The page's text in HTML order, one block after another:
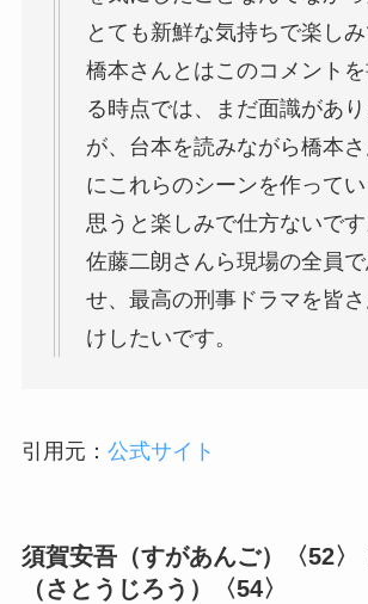
とても新鮮な気持ちで楽しみ
橋本さんとはこのコメント
る時点では、まだ面識があ
が、台本を読みながら橋本
にこれらのシーンを作ってい
思うと楽しみで仕方ないで
佐藤二朗さんら現場の全員
せ、最高の刑事ドラマを皆
けしたいです。
引用元： 公式サイト
須賀安吾（すがあんご）〈52〉
（さとうじろう）〈54〉